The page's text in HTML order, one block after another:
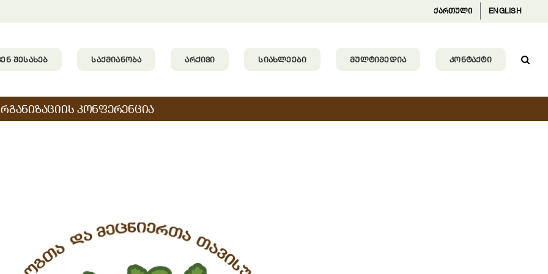
ქართული ENGLISH
ᲨᲔᲡᲐᲮᲔᲑ ᲡᲐᲥᲛᲘᲐᲜᲝᲑᲐ ᲐᲠᲥᲘᲕᲘ ᲡᲘᲐᲮᲚᲔᲔᲑᲘ ᲛᲣᲚᲢᲘᲛᲔᲓᲘᲐ ᲙᲝᲜᲢᲐᲥᲢᲘ
ᲙᲝᲜᲤᲔᲠᲔᲜᲪᲘᲐ